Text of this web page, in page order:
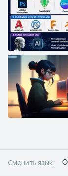
Сменить язык: